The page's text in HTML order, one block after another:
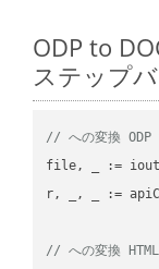
ODP to
ステップ
// への変換 ODP
file, _ :=
r, _, _ :=
// への変換